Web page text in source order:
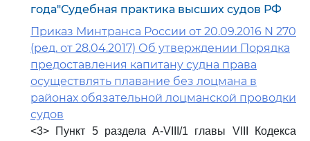
года"Судебная практика высших судов РФ
Приказ Минтранса России от 20.09.2016 N 270
(ред. от 28.04.2017) Об утверждении Порядка
предоставления капитану судна права
осуществлять плавание без лоцмана в
районах обязательной лоцманской проводки
судов
<3> Пункт 5 раздела A-VIII/1 главы VIII Кодекса